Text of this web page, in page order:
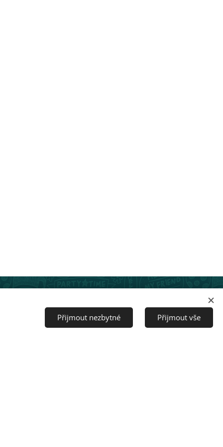
Přijmout nezbytné Přijmout vše